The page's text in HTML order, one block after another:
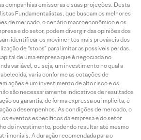
companhias emissoras e suas projeções. Desta
Fundamentalistas, que buscam os melhores
de mercado, o cenário macroeconômico e os
e do setor, podem divergir das opiniões dos
identificar os movimentos mais prováveis dos
de “stops” para limitar as possíveis perdas.
de uma empresa que é negociada no
variável, ou seja, um investimento no qual a
varia conforme as cotações de
ações é um investimento de alto risco e os
são necessariamente indicativos de resultados
ou garantia, de forma expressa ou implícita, é
a desempenhos. As condições de mercado, o
eventos específicos da empresa e do setor
do investimento, podendo resultar até mesmo
A duração recomendada para o